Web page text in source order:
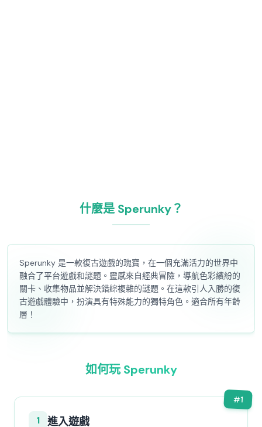
什麼是 Sperunky？
Sperunky 是一款復古遊戲的瑰寶，在一個充滿活力的世界中
融合了平台遊戲和謎題。靈感來自經典冒險，導航色彩繽紛的
關卡、收集物品並解決錯綜複雜的謎題。在這款引人入勝的復
古遊戲體驗中，扮演具有特殊能力的獨特角色。適合所有年齡
層！
如何玩 Sperunky
#1
1 進入遊戲